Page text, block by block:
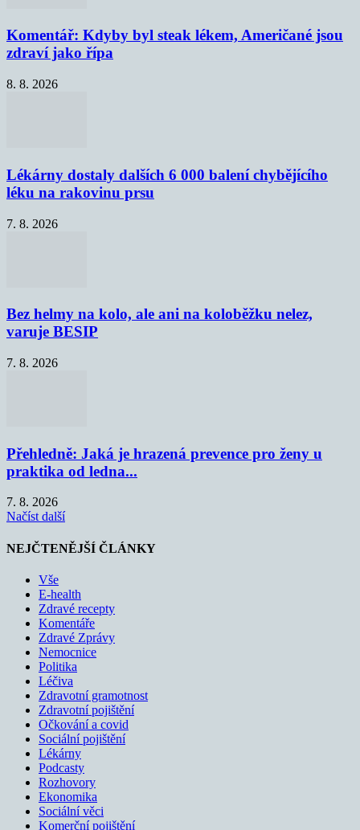
Komentář: Kdyby byl steak lékem, Američané jsou
zdraví jako řípa
8. 8. 2026
Lékárny dostaly dalších 6 000 balení chybějícího
léku na rakovinu prsu
7. 8. 2026
Bez helmy na kolo, ale ani na koloběžku nelez,
varuje BESIP
7. 8. 2026
Přehledně: Jaká je hrazená prevence pro ženy u
praktika od ledna...
7. 8. 2026
Načíst další
NEJČTENĚJŠÍ ČLÁNKY
Vše
E-health
Zdravé recepty
Komentáře
Zdravé Zprávy
Nemocnice
Politika
Léčiva
Zdravotní gramotnost
Zdravotní pojištění
Očkování a covid
Sociální pojištění
Lékárny
Podcasty
Rozhovory
Ekonomika
Sociální věci
Komerční pojištění